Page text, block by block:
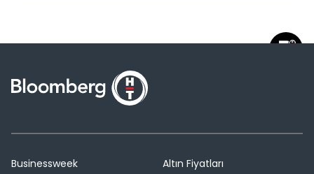
Businessweek
Altın Fiyatları